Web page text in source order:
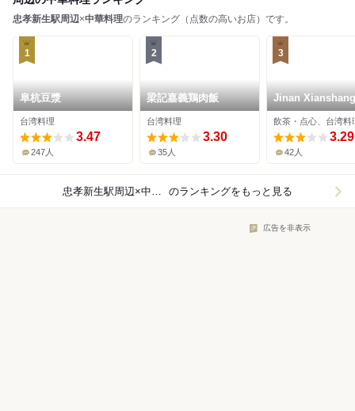
忠孝新生駅周辺×中華料理のランキング（点数の高いお店）です。
1
阜杭豆漿
台湾料理
3.47
247人
2
梁記嘉義鶏肉飯
台湾料理
3.30
35人
3
Jinan
飲茶・点心、台湾料
3.29
42人
忠孝新生駅周辺×中華料理 のランキングをもっと見る
広告を非表示